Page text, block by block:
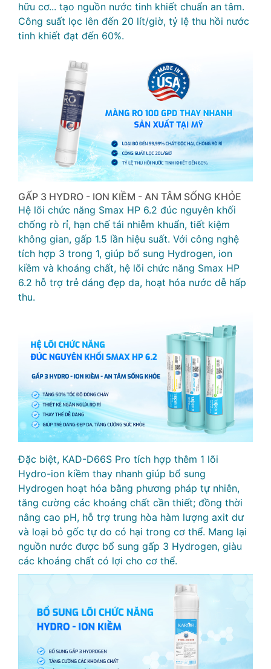
hữu cơ... tạo nguồn nước tinh khiết chuẩn an tâm.
Công suất lọc lên đến 20 lít/giờ, tỷ lệ thu hồi nước
tinh khiết đạt đến 60%.
GẤP 3 HYDRO - ION KIỀM - AN TÂM SỐNG KHỎE
Hệ lõi chức năng Smax HP 6.2 đúc nguyên khối
chống rò rỉ, hạn chế tái nhiễm khuẩn, tiết kiệm
không gian, gấp 1.5 lần hiệu suất. Với công nghệ
tích hợp 3 trong 1, giúp bổ sung Hydrogen, ion
kiềm và khoáng chất, hệ lõi chức năng Smax HP
6.2 hỗ trợ trẻ dáng đẹp da, hoạt hóa nước dễ hấp
thu.
Đặc biệt, KAD-D66S Pro tích hợp thêm 1 lõi
Hydro-ion kiềm thay nhanh giúp bổ sung
Hydrogen hoạt hóa bằng phương pháp tự nhiên,
tăng cường các khoáng chất cần thiết; đồng thời
nâng cao pH, hỗ trợ trung hòa hàm lượng axit dư
và loại bỏ gốc tự do có hại trong cơ thể. Mang lại
nguồn nước được bổ sung gấp 3 Hydrogen, giàu
các khoáng chất có lợi cho cơ thể.